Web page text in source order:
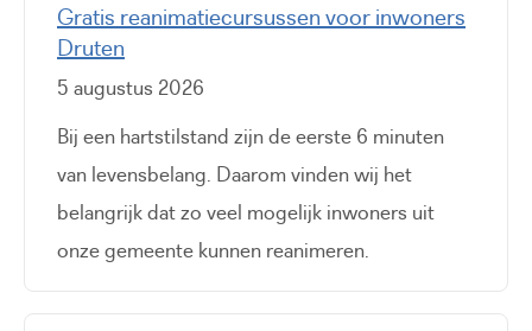
Gratis reanimatiecursussen voor inwoners
Druten
5 augustus 2026
Bij een hartstilstand zijn de eerste 6 minuten
van levensbelang. Daarom vinden wij het
belangrijk dat zo veel mogelijk inwoners uit
onze gemeente kunnen reanimeren.